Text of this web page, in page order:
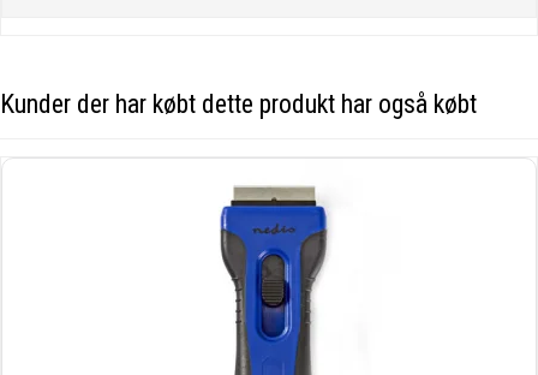
Kunder der har købt dette produkt har også købt